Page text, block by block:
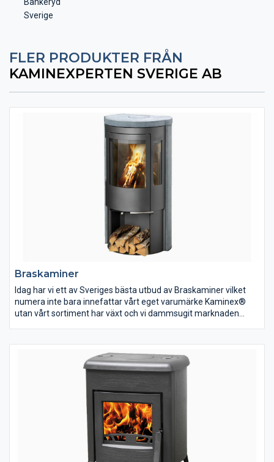
Sverige
FLER PRODUKTER FRÅN
KAMINEXPERTEN SVERIGE AB
Braskaminer
Idag har vi ett av Sveriges bästa utbud av Braskaminer vilket
numera inte bara innefattar vårt eget varumärke Kaminex®
utan vårt sortiment har växt och vi dammsugit marknaden
installation – det är nämligen vår affärsidé.